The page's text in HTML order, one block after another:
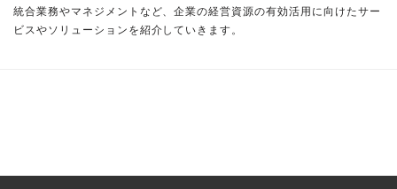
統合業務やマネジメントなど、企業の経営資源の有効活用に向けたサー
ビスやソリューションを紹介していきます。